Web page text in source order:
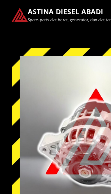
ASTINA DIESEL ABADI
Spare-parts alat berat, generator, dan alat
Lanjutkan
Dengan melanjutkan,
denganKetentuan Layanan